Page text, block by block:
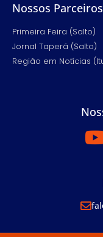
Nossos Parceiros
Primeira Feira (Salto)
Jornal Taperá (Salto)
Região em Notícias